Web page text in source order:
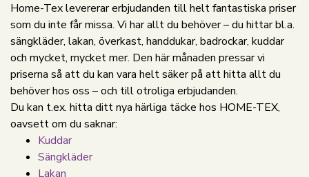
Home-Tex levererar erbjudanden till helt fantastiska priser
som du inte får missa. Vi har allt du behöver – du hittar bl.a.
sängkläder, lakan, överkast, handdukar, badrockar, kuddar
och mycket, mycket mer. Den här månaden pressar vi
priserna så att du kan vara helt säker på att hitta allt du
behöver hos oss – och till otroliga erbjudanden.
Du kan t.ex. hitta ditt nya härliga täcke hos HOME-TEX,
oavsett om du saknar:
Kuddar
Sängkläder
Lakan